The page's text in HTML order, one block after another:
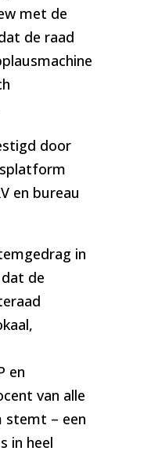
met de
de raad
door
en bureau
in
de
en
van alle
stemt – een
in heel